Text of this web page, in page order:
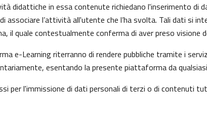
didattiche in essa contenute richiedano l'inserimento di
associare l’attività all'utente che l’ha svolta. Tali dati si
il quale contestualmente conferma di aver preso visione
e-Learning riterranno di rendere pubbliche tramite i
esentando la presente piattaforma da
per l'immissione di dati personali di terzi o di contenuti